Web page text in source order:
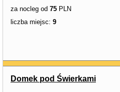
za nocleg od 75 PLN
liczba miejsc: 9
Domek pod Świerkami